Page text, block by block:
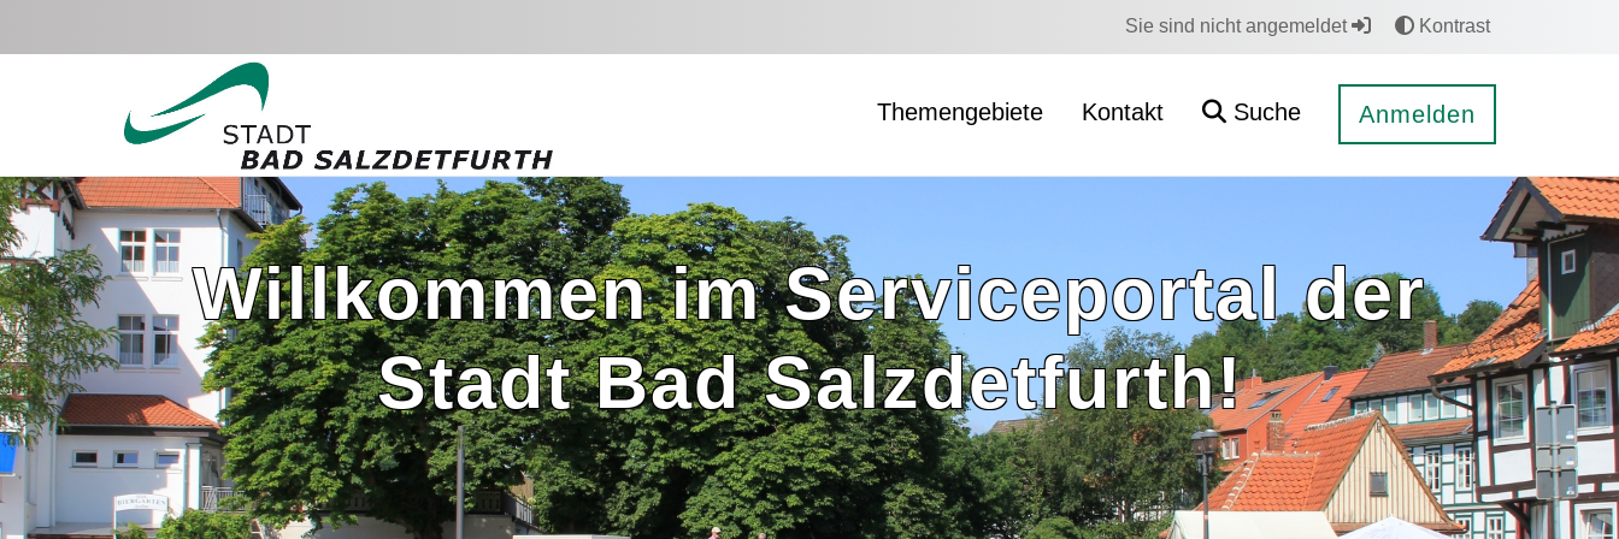
Sie sind nicht angemeldet Kontrast
Themengebiete Kontakt Suche Anmelden
Willkommen im Serviceportal der
Stadt Bad Salzdetfurth!